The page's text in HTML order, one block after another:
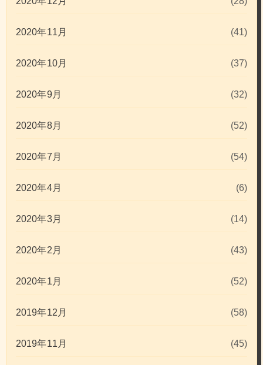
2020年11月 (41)
2020年10月 (37)
2020年9月 (32)
2020年8月 (52)
2020年7月 (54)
2020年4月 (6)
2020年3月 (14)
2020年2月 (43)
2020年1月 (52)
2019年12月 (58)
2019年11月 (45)